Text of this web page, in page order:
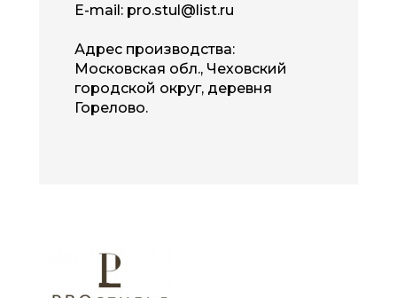
E-mail: pro.stul@list.ru
Адрес производства:
Московская обл., Чеховский
городской округ, деревня
Горелово.